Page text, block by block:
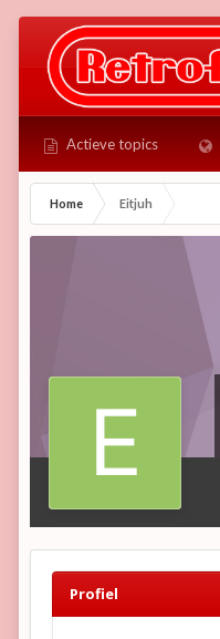
Actieve topics
Home Eitjuh
Profiel